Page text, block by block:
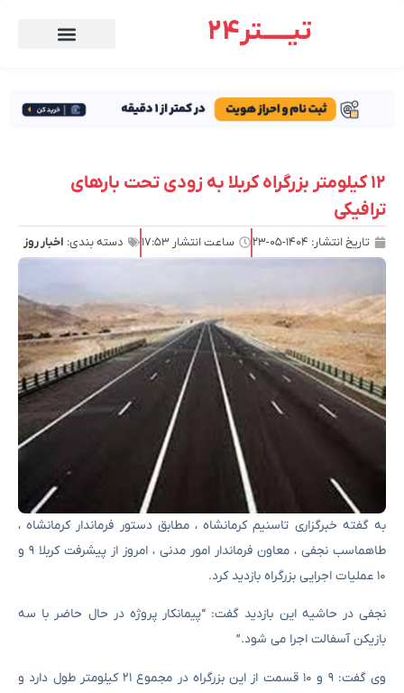
تیـــــتر24
۱۲ کیلومتر بزرگراه کربلا به زودی تحت بارهای
ترافیکی
تاریخ انتشار: ۱۴۰۴-۰۵-۲۳ ساعت انتشار ۱۷:۵۳ دسته بندی: اخبار روز
به گفته خبرگزاری تاسنیم کرمانشاه ، مطابق دستور فرماندار کرمانشاه ،
طاهماسب نجفی ، معاون فرماندار امور مدنی ، امروز از پیشرفت کربلا ۹ و
۱۰ عملیات اجرایی بزرگراه بازدید کرد.
نجفی در حاشیه این بازدید گفت: “پیمانکار پروژه در حال حاضر با سه
بازیکن آسفالت اجرا می شود.”
وی گفت: ۹ و ۱۰ قسمت از این بزرگراه در مجموع ۲۱ کیلومتر طول دارد و